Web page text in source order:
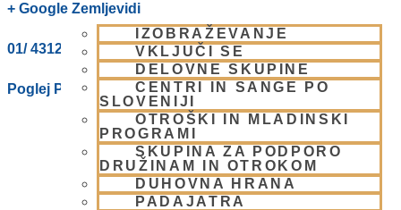
IZOBRAŽEVANJE
VKLJUČI SE
DELOVNE SKUPINE
CENTRI IN SANGE PO
SLOVENIJI
OTROŠKI IN MLADINSKI
PROGRAMI
SKUPINA ZA PODPORO
DRUŽINAM IN OTROKOM
DUHOVNA HRANA
PADAJATRA
+ Google Zemljevidi
01/ 4312319
Poglej Prizorišče spletno stran